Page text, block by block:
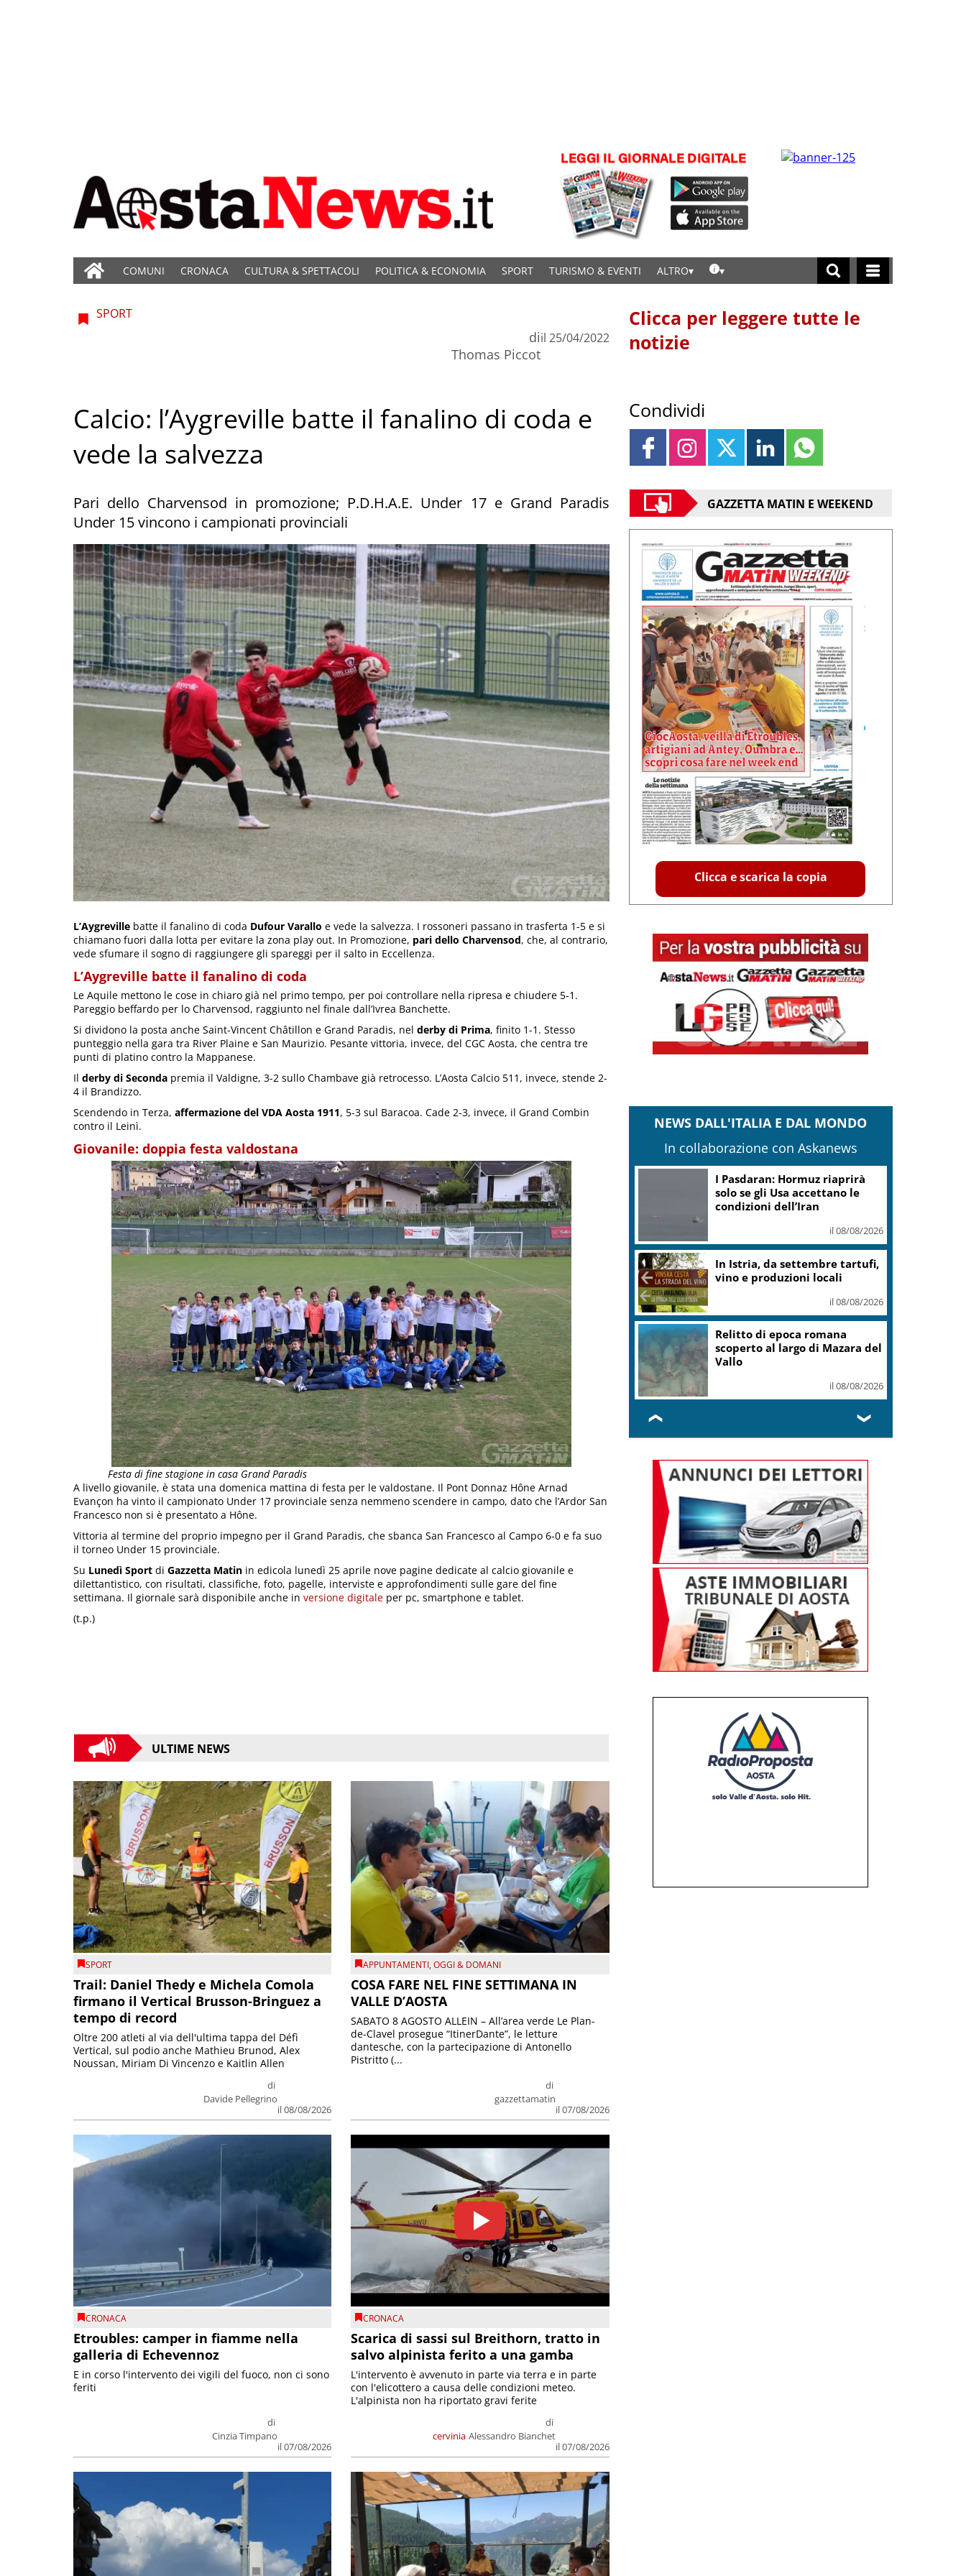
COMUNI CRONACA CULTURA & SPETTACOLI POLITICA & ECONOMIA SPORT TURISMO & EVENTI ALTRO
SPORT
di
Thomas Piccot
il 25/04/2022
Calcio: l’Aygreville batte il fanalino di coda e
vede la salvezza
Pari dello Charvensod in promozione; P.D.H.A.E. Under 17 e Grand Paradis
Under 15 vincono i campionati provinciali
L’Aygreville batte il fanalino di coda Dufour Varallo e vede la salvezza. I rossoneri passano in trasferta 1-5 e si
chiamano fuori dalla lotta per evitare la zona play out. In Promozione, pari dello Charvensod, che, al contrario,
vede sfumare il sogno di raggiungere gli spareggi per il salto in Eccellenza.
L’Aygreville batte il fanalino di coda
Le Aquile mettono le cose in chiaro già nel primo tempo, per poi controllare nella ripresa e chiudere 5-1.
Pareggio beffardo per lo Charvensod, raggiunto nel finale dall’Ivrea Banchette.
Si dividono la posta anche Saint-Vincent Châtillon e Grand Paradis, nel derby di Prima, finito 1-1. Stesso
punteggio nella gara tra River Plaine e San Maurizio. Pesante vittoria, invece, del CGC Aosta, che centra tre
punti di platino contro la Mappanese.
Il derby di Seconda premia il Valdigne, 3-2 sullo Chambave già retrocesso. L’Aosta Calcio 511, invece, stende 2-
4 il Brandizzo.
Scendendo in Terza, affermazione del VDA Aosta 1911, 5-3 sul Baracoa. Cade 2-3, invece, il Grand Combin
contro il Leinì.
Giovanile: doppia festa valdostana
Festa di fine stagione in casa Grand Paradis
A livello giovanile, è stata una domenica mattina di festa per le valdostane. Il Pont Donnaz Hône Arnad
Evançon ha vinto il campionato Under 17 provinciale senza nemmeno scendere in campo, dato che l’Ardor San
Francesco non si è presentato a Hône.
Vittoria al termine del proprio impegno per il Grand Paradis, che sbanca San Francesco al Campo 6-0 e fa suo
il torneo Under 15 provinciale.
Su Lunedì Sport di Gazzetta Matin in edicola lunedì 25 aprile nove pagine dedicate al calcio giovanile e
dilettantistico, con risultati, classifiche, foto, pagelle, interviste e approfondimenti sulle gare del fine
settimana. Il giornale sarà disponibile anche in versione digitale per pc, smartphone e tablet.
(t.p.)
ULTIME NEWS
SPORT
Trail: Daniel Thedy e Michela Comola
firmano il Vertical Brusson-Bringuez a
tempo di record
di
Davide Pellegrino
il 08/08/2026
Oltre 200 atleti al via dell'ultima tappa del Défì
Vertical, sul podio anche Mathieu Brunod, Alex
Noussan, Miriam Di Vincenzo e Kaitlin Allen
APPUNTAMENTI,OGGI & DOMANI
COSA FARE NEL FINE SETTIMANA IN
VALLE D’AOSTA
di
gazzettamatin
il 07/08/2026
SABATO 8 AGOSTO ALLEIN – All’area verde Le Plan-
de-Clavel prosegue “ItinerDante”, le letture
dantesche, con la partecipazione di Antonello
Pistritto (...
CRONACA
Etroubles: camper in fiamme nella
galleria di Echevennoz
di
Cinzia Timpano
il 07/08/2026
E in corso l'intervento dei vigili del fuoco, non ci sono
feriti
CRONACA
Scarica di sassi sul Breithorn, tratto in
salvo alpinista ferito a una gamba
cervinia
di
Alessandro Bianchet
il 07/08/2026
L'intervento è avvenuto in parte via terra e in parte
con l'elicottero a causa delle condizioni meteo.
L'alpinista non ha riportato gravi ferite
Clicca per leggere tutte le
notizie
Condividi
GAZZETTA MATIN E WEEKEND
Clicca e scarica la copia
NEWS DALL'ITALIA E DAL MONDO
In collaborazione con Askanews
Trattativa acquisto per Spin
Time resta aperta, Gualtieri al
presidio
il 08/08/2026
Canottaggio, Due senza
femminile campione
il 08/08/2026
Taiwan, il presidente Lai sale
sulla motovedetta
il 08/08/2026